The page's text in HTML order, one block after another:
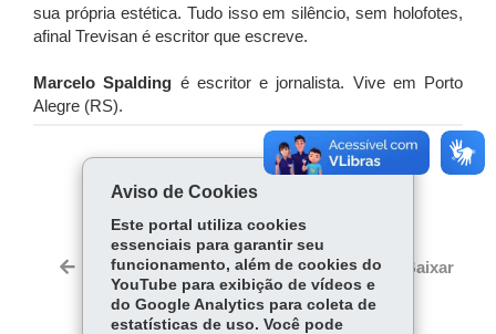
sua própria estética. Tudo isso em silêncio, sem holofotes,
afinal Trevisan é escritor que escreve.
Marcelo Spalding é escritor e jornalista. Vive em Porto
Alegre (RS).
COMPARTILHE:
ce
bo
ok
Tw
itt
er
ts
Ap
p
Voltar Início Imprimir Baixar
Aviso de Cookies
Este portal utiliza cookies
essenciais para garantir seu
funcionamento, além de cookies do
YouTube para exibição de vídeos e
do Google Analytics para coleta de
estatísticas de uso. Você pode